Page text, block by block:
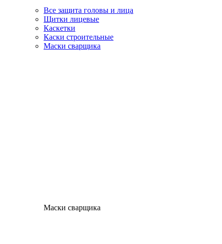
Все защита головы и лица
Щитки лицевые
Каскетки
Каски строительные
Маски сварщика
Маски сварщика